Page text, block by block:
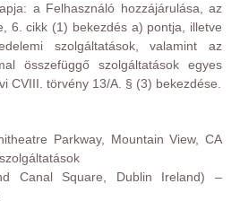
a Felhasználó hozzájárulása, az
6. cikk (1) bekezdés a) pontja, illetve
szolgáltatások, valamint az
összefüggő szolgáltatások egyes
CVIII. törvény 13/A. § (3) bekezdése.
Parkway, Mountain View, CA
Canal Square, Dublin Ireland) –